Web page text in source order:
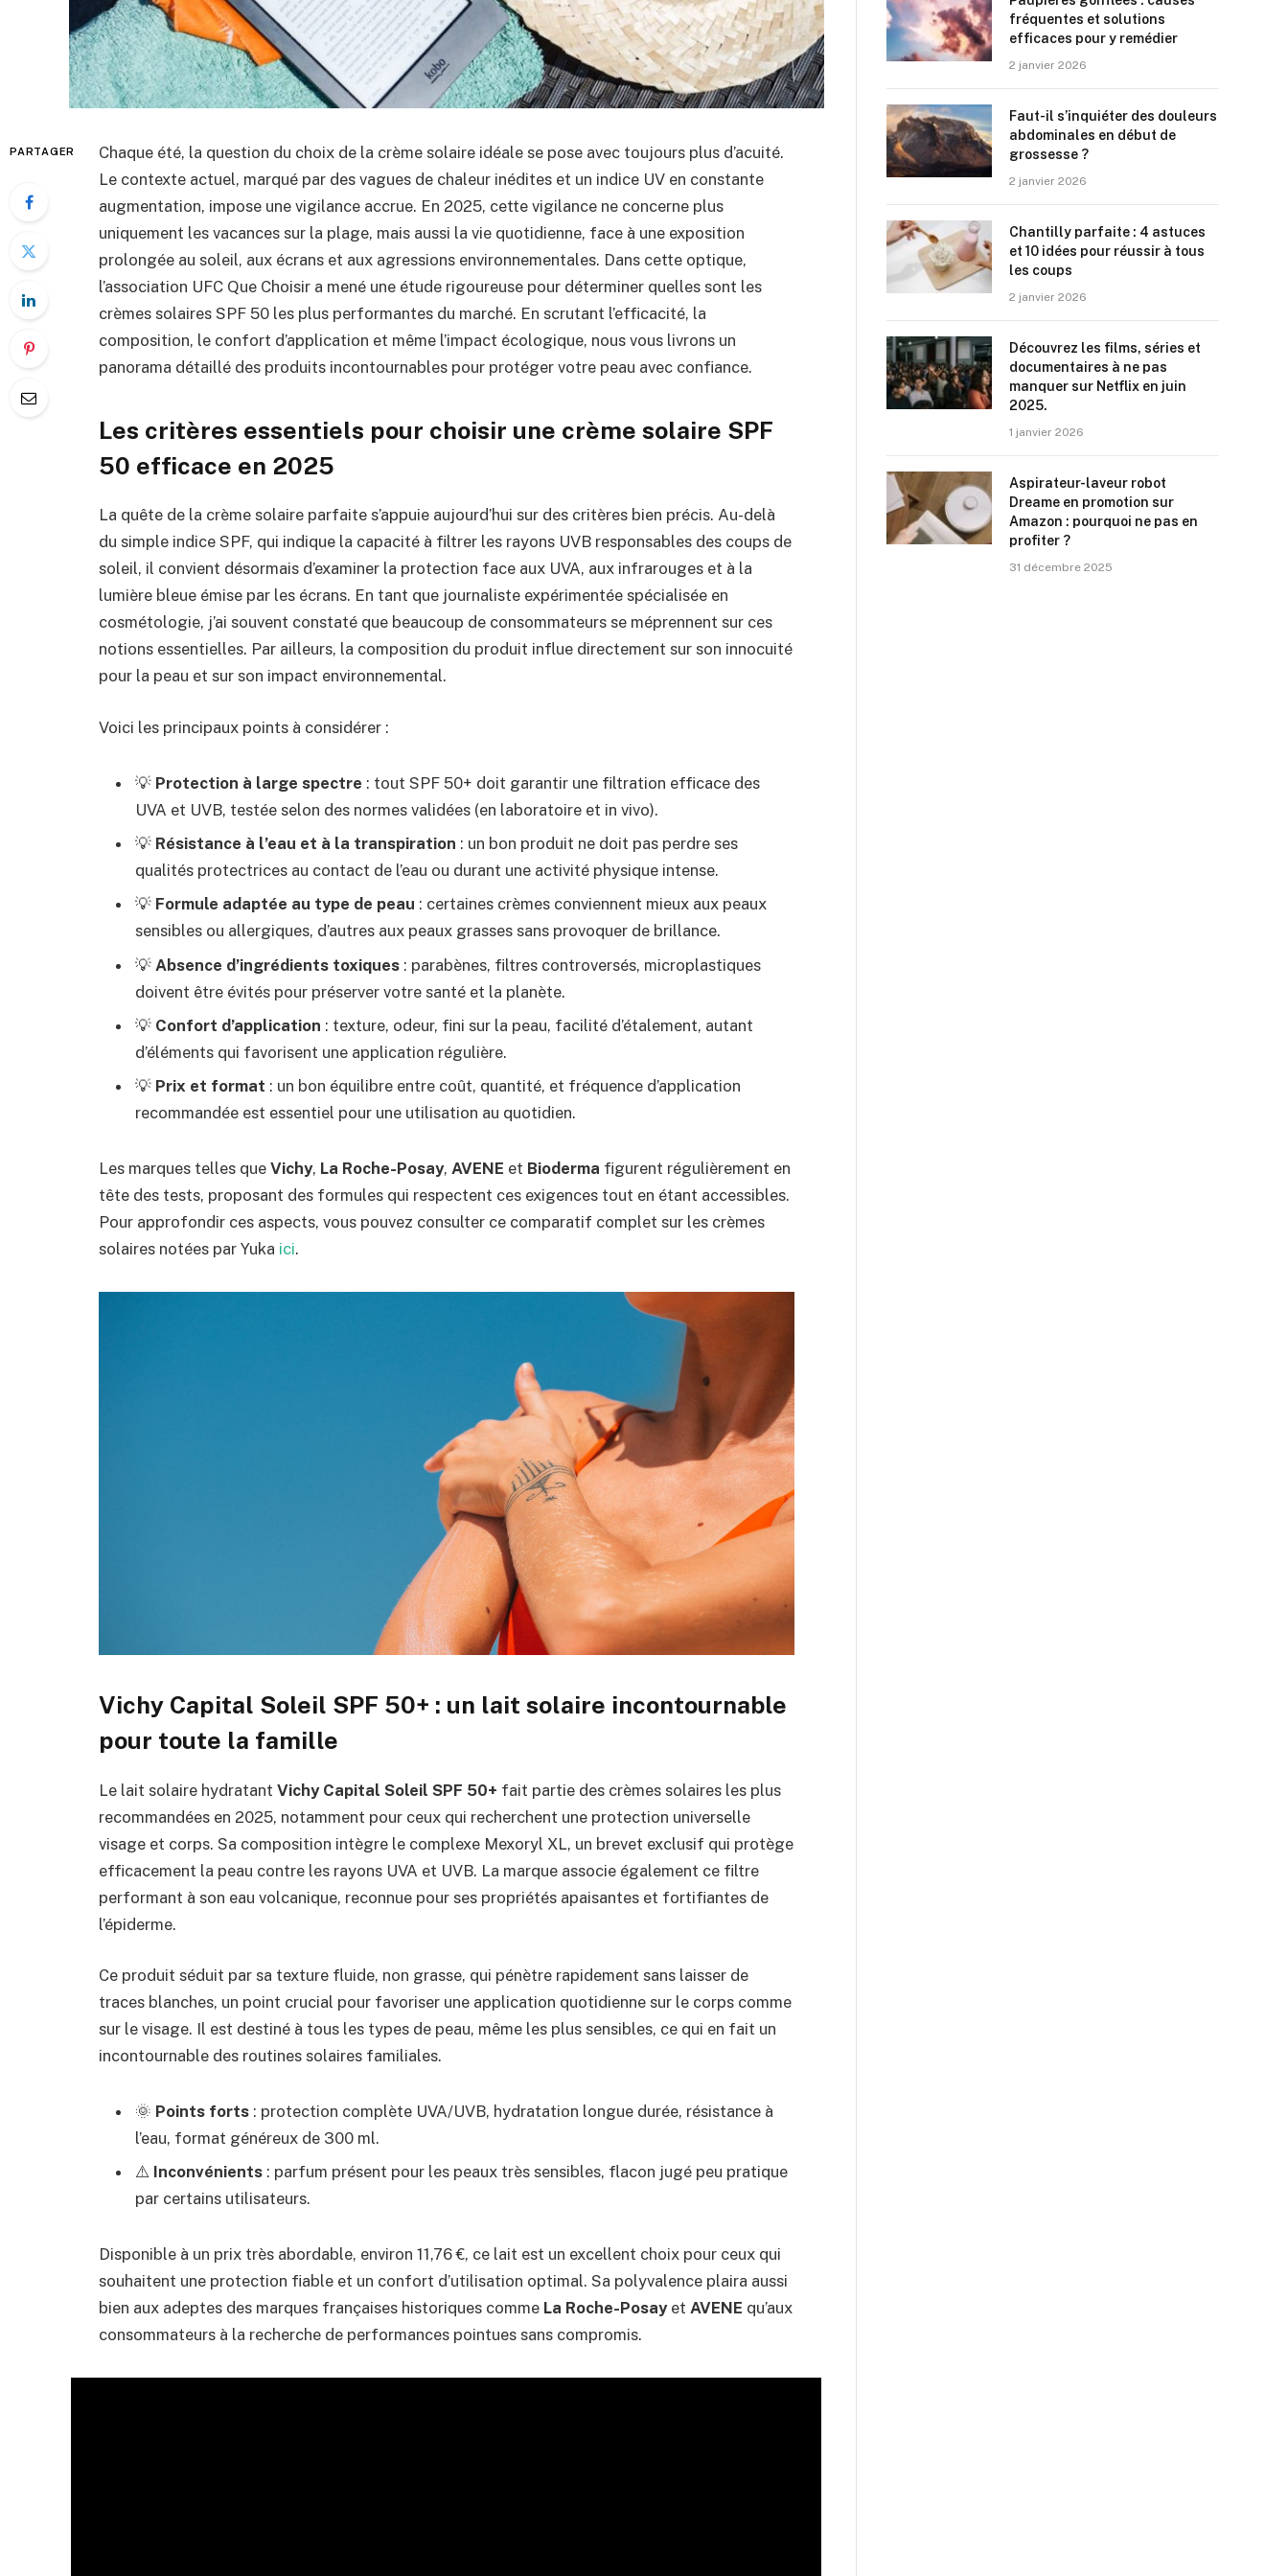
PARTAGER
Chaque été, la question du choix de la crème solaire idéale se pose avec toujours plus d’acuité.
Le contexte actuel, marqué par des vagues de chaleur inédites et un indice UV en constante
augmentation, impose une vigilance accrue. En 2025, cette vigilance ne concerne plus
uniquement les vacances sur la plage, mais aussi la vie quotidienne, face à une exposition
prolongée au soleil, aux écrans et aux agressions environnementales. Dans cette optique,
l’association UFC Que Choisir a mené une étude rigoureuse pour déterminer quelles sont les
crèmes solaires SPF 50 les plus performantes du marché. En scrutant l’efficacité, la
composition, le confort d’application et même l’impact écologique, nous vous livrons un
panorama détaillé des produits incontournables pour protéger votre peau avec confiance.
Les critères essentiels pour choisir une crème solaire SPF
50 efficace en 2025
La quête de la crème solaire parfaite s’appuie aujourd’hui sur des critères bien précis. Au-delà
du simple indice SPF, qui indique la capacité à filtrer les rayons UVB responsables des coups de
soleil, il convient désormais d’examiner la protection face aux UVA, aux infrarouges et à la
lumière bleue émise par les écrans. En tant que journaliste expérimentée spécialisée en
cosmétologie, j’ai souvent constaté que beaucoup de consommateurs se méprennent sur ces
notions essentielles. Par ailleurs, la composition du produit influe directement sur son innocuité
pour la peau et sur son impact environnemental.
Voici les principaux points à considérer :
💡 Protection à large spectre : tout SPF 50+ doit garantir une filtration efficace des
UVA et UVB, testée selon des normes validées (en laboratoire et in vivo).
💡 Résistance à l’eau et à la transpiration : un bon produit ne doit pas perdre ses
qualités protectrices au contact de l’eau ou durant une activité physique intense.
💡 Formule adaptée au type de peau : certaines crèmes conviennent mieux aux peaux
sensibles ou allergiques, d’autres aux peaux grasses sans provoquer de brillance.
💡 Absence d’ingrédients toxiques : parabènes, filtres controversés, microplastiques
doivent être évités pour préserver votre santé et la planète.
💡 Confort d’application : texture, odeur, fini sur la peau, facilité d’étalement, autant
d’éléments qui favorisent une application régulière.
💡 Prix et format : un bon équilibre entre coût, quantité, et fréquence d’application
recommandée est essentiel pour une utilisation au quotidien.
Les marques telles que Vichy, La Roche-Posay, AVENE et Bioderma figurent régulièrement en
tête des tests, proposant des formules qui respectent ces exigences tout en étant accessibles.
Pour approfondir ces aspects, vous pouvez consulter ce comparatif complet sur les crèmes
solaires notées par Yuka ici.
Vichy Capital Soleil SPF 50+ : un lait solaire incontournable
pour toute la famille
Le lait solaire hydratant Vichy Capital Soleil SPF 50+ fait partie des crèmes solaires les plus
recommandées en 2025, notamment pour ceux qui recherchent une protection universelle
visage et corps. Sa composition intègre le complexe Mexoryl XL, un brevet exclusif qui protège
efficacement la peau contre les rayons UVA et UVB. La marque associe également ce filtre
performant à son eau volcanique, reconnue pour ses propriétés apaisantes et fortifiantes de
l’épiderme.
Ce produit séduit par sa texture fluide, non grasse, qui pénètre rapidement sans laisser de
traces blanches, un point crucial pour favoriser une application quotidienne sur le corps comme
sur le visage. Il est destiné à tous les types de peau, même les plus sensibles, ce qui en fait un
incontournable des routines solaires familiales.
🌞 Points forts : protection complète UVA/UVB, hydratation longue durée, résistance à
l’eau, format généreux de 300 ml.
⚠️ Inconvénients : parfum présent pour les peaux très sensibles, flacon jugé peu pratique
par certains utilisateurs.
Disponible à un prix très abordable, environ 11,76 €, ce lait est un excellent choix pour ceux qui
souhaitent une protection fiable et un confort d’utilisation optimal. Sa polyvalence plaira aussi
bien aux adeptes des marques françaises historiques comme La Roche-Posayet AVENE qu’aux
consommateurs à la recherche de performances pointues sans compromis.
fréquentes et solutions
efficaces pour y remédier
2 janvier 2026
Faut-il s’inquiéter des douleurs
abdominales en début de
grossesse ?
2 janvier 2026
Chantilly parfaite : 4 astuces
et 10 idées pour réussir à tous
les coups
2 janvier 2026
Découvrez les films, séries et
documentaires à ne pas
manquer sur Netflix en juin
2025.
1 janvier 2026
Aspirateur-laveur robot
Dreame en promotion sur
Amazon : pourquoi ne pas en
profiter ?
31 décembre 2025